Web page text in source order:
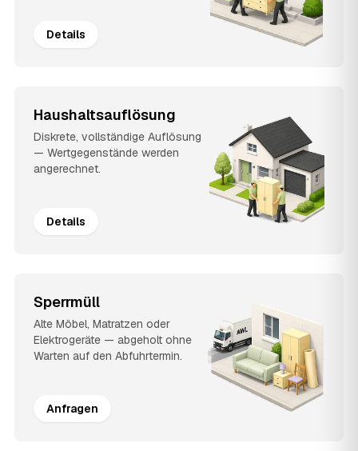
Details
Haushaltsauflösung
Diskrete, vollständige Auflösung
— Wertgegenstände werden
angerechnet.
Details
Sperrmüll
Alte Möbel, Matratzen oder
Elektrogeräte — abgeholt ohne
Warten auf den Abfuhrtermin.
Anfragen